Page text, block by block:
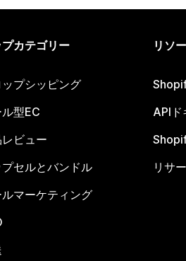
プカテゴリー
ップシッピング
型EC
ビュー
プセルとバンドル
ルマーケティング
リソ
APIド
リサ